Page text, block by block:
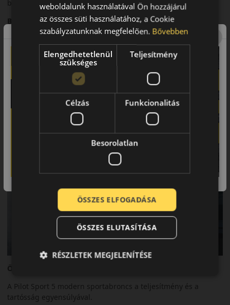
Biztonsági jellemzők
Stabil irányíthatóság és rövid fékút.
Komfort és zajszint
Magas komfortszint és alacsony gördülési zaj.
Felhasználási ajánlás
Sportos személyautókhoz, mindennapi és dinamikus
Összegzés
A Pilot Sport 5 modern sportabroncs a teljesítmény és a
tartósság egyensúlyával.
weboldalunk használatával Ön hozzájárul
az összes süti használatához, a Cookie
szabályzatunknak megfelelően. Bővebben
Elengedhetetlenül
szükséges
Teljesítmény
Célzás Funkcionalitás
Besorolatlan
ÖSSZES ELFOGADÁSA
ÖSSZES ELUTASÍTÁSA
RÉSZLETEK MEGJELENÍTÉSE